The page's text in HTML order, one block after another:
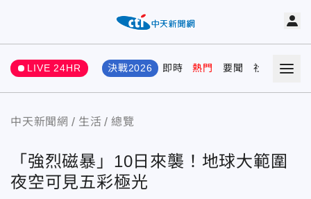
LIVE 24HR 決戰2026 即時 熱門 要聞 社會 娛樂
中天新聞網 生活 總覽
「強烈磁暴」10日來襲！地球大範圍
夜空可見五彩極光